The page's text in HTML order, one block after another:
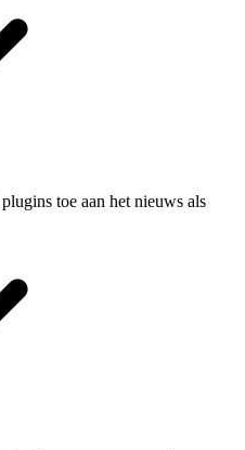
toe aan het nieuws als